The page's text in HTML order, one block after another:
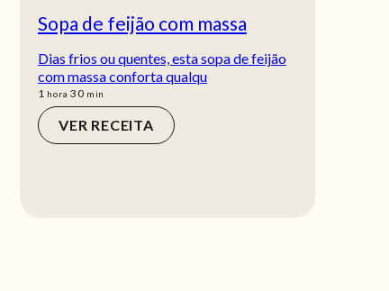
Sopa de feijão com massa
Dias frios ou quentes, esta sopa de feijão
com massa conforta qualqu
1 hora
hora 30min
min
VER RECEITA